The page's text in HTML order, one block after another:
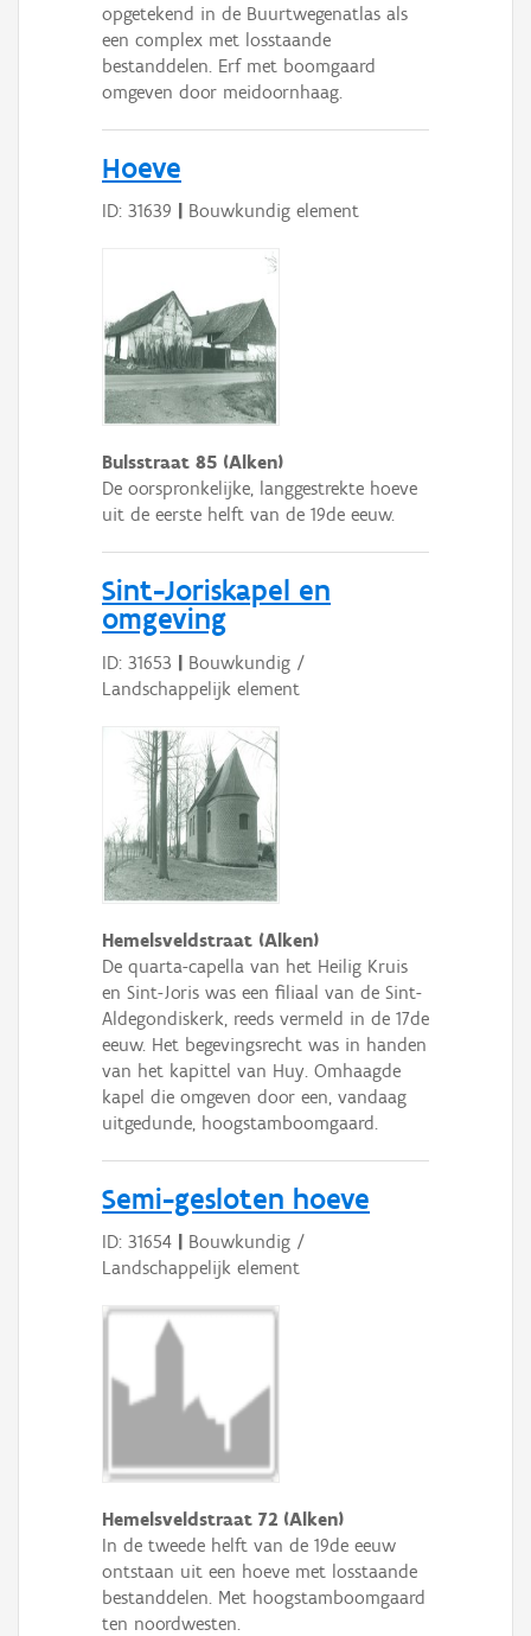
opgetekend in de Buurtwegenatlas als
een complex met losstaande
bestanddelen. Erf met boomgaard
omgeven door meidoornhaag.
Hoeve
ID: 31639 Bouwkundig element
Bulsstraat 85 (Alken)
De oorspronkelijke, langgestrekte hoeve
uit de eerste helft van de 19de eeuw.
Sint-Joriskapel en
omgeving
ID: 31653 | Bouwkundig /
Landschappelijk element
Hemelsveldstraat (Alken)
De quarta-capella van het Heilig Kruis
en Sint-Joris was een filiaal van de Sint-
Aldegondiskerk, reeds vermeld in de 17de
eeuw. Het begevingsrecht was in handen
van het kapittel van Huy. Omhaagde
kapel die omgeven door een, vandaag
uitgedunde, hoogstamboomgaard.
Semi-gesloten hoeve
ID: 31654 | Bouwkundig /
Landschappelijk element
Hemelsveldstraat 72 (Alken)
In de tweede helft van de 19de eeuw
ontstaan uit een hoeve met losstaande
bestanddelen. Met hoogstamboomgaard
ten noordwesten.